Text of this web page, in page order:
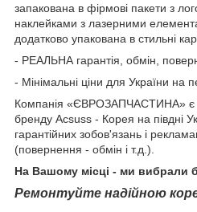
запакована в фірмові пакети з
наклейками з лазерними
додатково упакована в стильні
- РЕАЛЬНА гарантія, обмін,
- Мінімальні ціни для України на
Компанія «ЄВРОЗАПЧАСТИНА» є
бренду Acsuss - Корея на півдні
гарантійних зобов'язань і
(повернення - обмін і т.д.).
На Вашому місці - ми вибрали
Ремонтуйте надійною